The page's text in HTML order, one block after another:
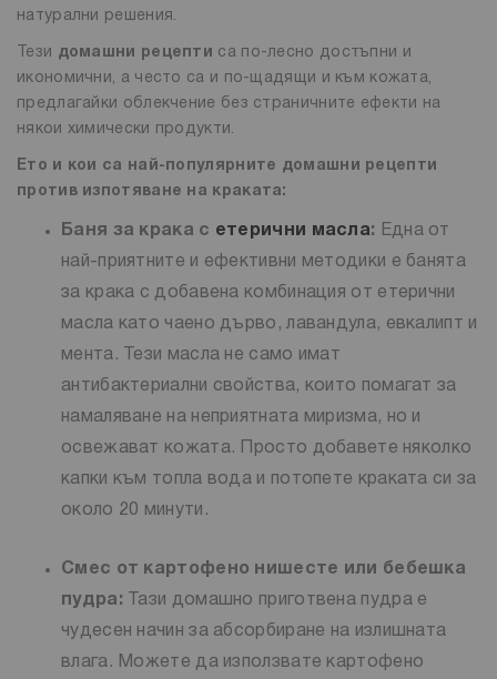
натурални решения.
Тези домашни рецепти
са по-лесно достъпни и
икономични, а често са и по-щадящи и към кожата,
предлагайки облекчение без страничните ефекти на
някои химически продукти.
Ето и кои са най-популярните домашни рецепти
против изпотяване на краката:
Баня за крака с етерични масла: Една от
най-приятните и ефективни методики е банята
за крака с добавена комбинация от етерични
масла като чаено дърво, лавандула, евкалипт и
мента. Тези масла не само имат
антибактериални свойства, които помагат за
намаляване на неприятната миризма, но и
освежават кожата. Просто добавете няколко
капки към топла вода и потопете краката си за
около 20 минути.
Смес от картофено нишесте или бебешка
пудра: Тази домашно приготвена пудра е
чудесен начин за абсорбиране на излишната
влага. Можете да използвате картофено